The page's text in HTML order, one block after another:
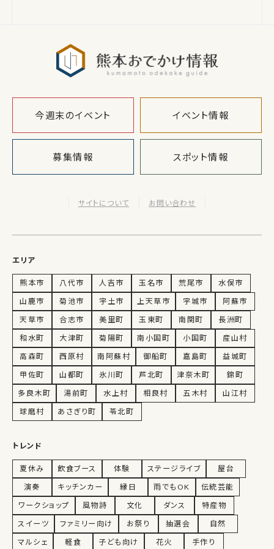
今週末のイベント イベント情報
募集情報 スポット情報
サイトについて お問い合わせ
エリア
熊本市 八代市 人吉市 玉名市 荒尾市
水俣市
山鹿市
菊池市 宇土市 上天草市 宇城市
阿蘇市
天草市
合志市 美里町 玉東町 南関町
長洲町
和水町
大津町 菊陽町 南小国町 小国町
産山村
高森町
西原村 南阿蘇村 御船町 嘉島町
益城町
甲佐町
山都町 氷川町 芦北町 津奈木町
錦町
多良木町
湯前町 水上村 相良村 五木村
山江村
球磨村
あさぎり町 苓北町
トレンド
夏休み 飲食ブース 体験 ステージライブ
屋台
演奏
キッチンカー 縁日 雨でもOK
伝統芸能
ワークショップ
風物詩 文化 ダンス
特産物
スイーツ
ファミリー向け お祭り 抽選会
自然
マルシェ
軽食 子ども向け 花火 手作り